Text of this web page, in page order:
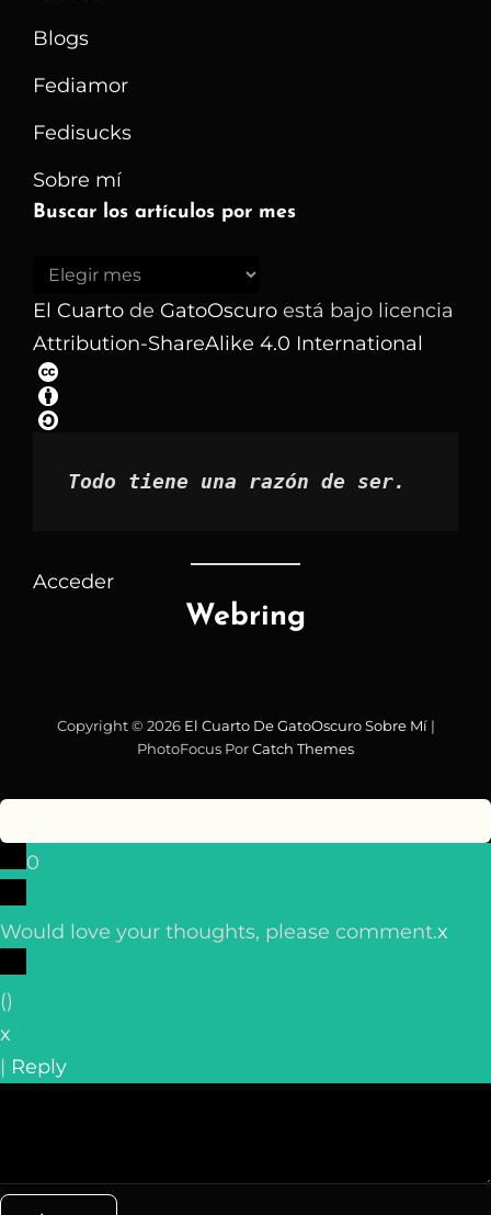
Blogs
Fediamor
Fedisucks
Sobre mí
Buscar los artículos por mes
Buscar
los
artículos
por
mes
El Cuarto de GatoOscuro está bajo licencia
Attribution-ShareAlike 4.0 International
Todo tiene una razón de ser.
Acceder
Webring
Copyright © 2026 El Cuarto De GatoOscuro Sobre Mí|
PhotoFocus PorCatch Themes
0
Would love your thoughts, please comment.x
()
x
| Reply